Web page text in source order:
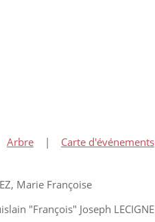
Arbre | Carte d'événements
, Marie Françoise
"François" Joseph LECIGNE